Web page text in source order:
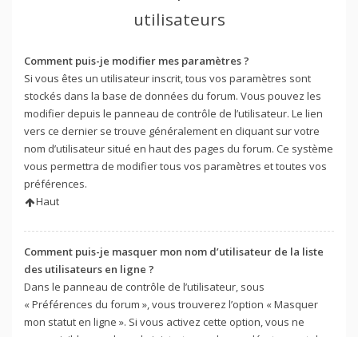
utilisateurs
Comment puis-je modifier mes paramètres ?
Si vous êtes un utilisateur inscrit, tous vos paramètres sont
stockés dans la base de données du forum. Vous pouvez les
modifier depuis le panneau de contrôle de l’utilisateur. Le lien
vers ce dernier se trouve généralement en cliquant sur votre
nom d’utilisateur situé en haut des pages du forum. Ce système
vous permettra de modifier tous vos paramètres et toutes vos
préférences.
Haut
Comment puis-je masquer mon nom d’utilisateur de la liste
des utilisateurs en ligne ?
Dans le panneau de contrôle de l’utilisateur, sous
« Préférences du forum », vous trouverez l’option « Masquer
mon statut en ligne ». Si vous activez cette option, vous ne